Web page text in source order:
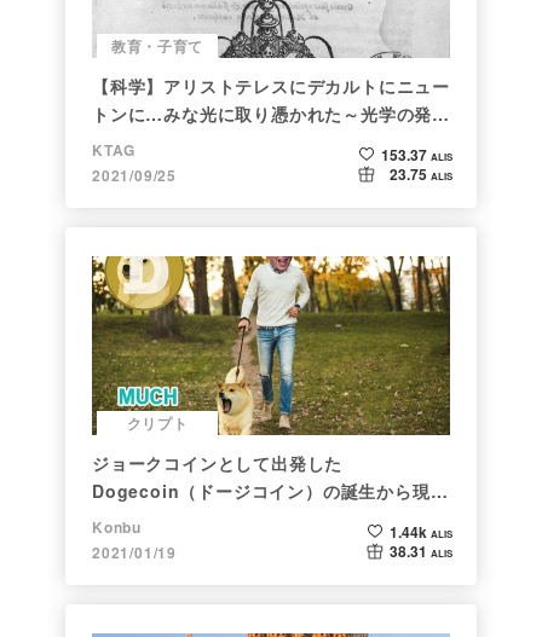
教育・子育て
【科学】アリストテレスにデカルトにニュー
トンに…みな光に取り憑かれた～光学の発展
～
KTAG
2021/09/25
153.37 ALIS
23.75 ALIS
クリプト
ジョークコインとして出発した
Dogecoin（ドージコイン）の誕生から現在
まで。注目される非証券性🐶
Konbu
2021/01/19
1.44k ALIS
38.31 ALIS